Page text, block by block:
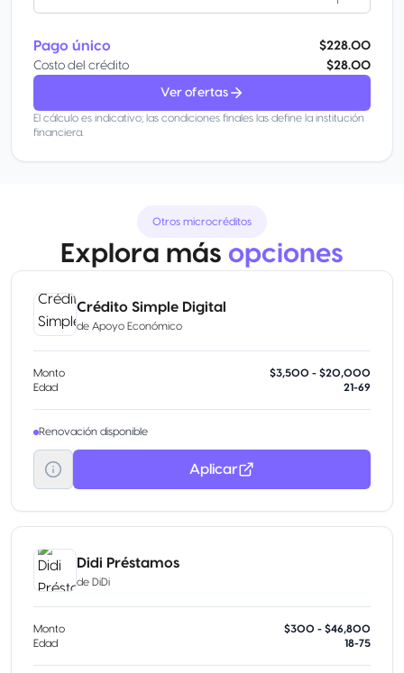
Pago único
$228.00
Costo del crédito
$28.00
Ver ofertas
El cálculo es indicativo; las condiciones finales las define la institución
financiera.
Otros microcréditos
Explora más opciones
Crédito Simple Digital
de Apoyo Económico
Monto
$3,500 - $20,000
Edad
21-69
Renovación disponible
Aplicar
Didi Préstamos
de DiDi
Monto
$300 - $46,800
Edad
18-75